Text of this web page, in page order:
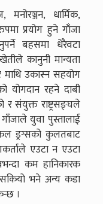
धार्मिक,
प्रयोग हुने गाँजा
बहसमा धेरैवटा
कानुनी मान्यता
माथि उकास्न सहयोग
योगदान रहने दाबी
संयुक्त राष्ट्रसङ्घले
युवा पुस्तालाई
ड्रग्सको कुलतबाट
एउटा न एउटा
कम हानिकारक
सकियो भने अन्य कडा
।